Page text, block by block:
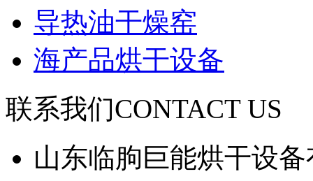
导热油干燥窑
海产品烘干设备
联系我们CONTACT US
山东临朐巨能烘干设